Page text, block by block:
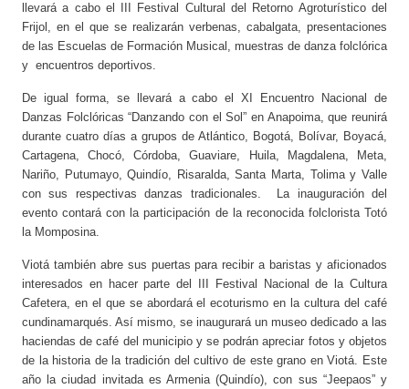
llevará a cabo el III Festival Cultural del Retorno Agroturístico del
Frijol, en el que se realizarán verbenas, cabalgata, presentaciones
de las Escuelas de Formación Musical, muestras de danza folclórica
y encuentros deportivos.
De igual forma, se llevará a cabo el XI Encuentro Nacional de
Danzas Folclóricas “Danzando con el Sol” en Anapoima, que reunirá
durante cuatro días a grupos de Atlántico, Bogotá, Bolívar, Boyacá,
Cartagena, Chocó, Córdoba, Guaviare, Huila, Magdalena, Meta,
Nariño, Putumayo, Quindío, Risaralda, Santa Marta, Tolima y Valle
con sus respectivas danzas tradicionales. La inauguración del
evento contará con la participación de la reconocida folclorista Totó
la Momposina.
Viotá también abre sus puertas para recibir a baristas y aficionados
interesados en hacer parte del III Festival Nacional de la Cultura
Cafetera, en el que se abordará el ecoturismo en la cultura del café
cundinamarqués. Así mismo, se inaugurará un museo dedicado a las
haciendas de café del municipio y se podrán apreciar fotos y objetos
de la historia de la tradición del cultivo de este grano en Viotá. Este
año la ciudad invitada es Armenia (Quindío), con sus “Jeepaos” y